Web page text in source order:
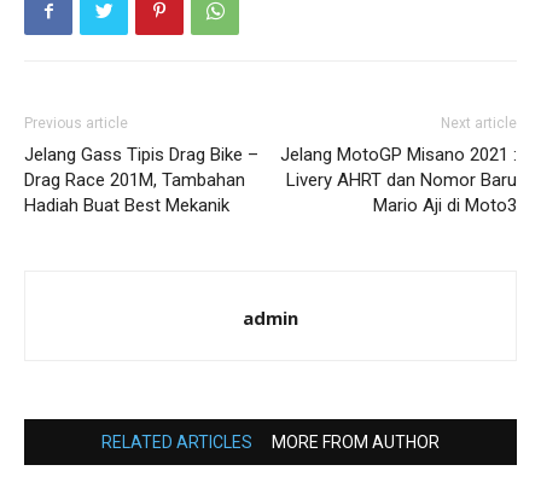
Previous article
Jelang Gass Tipis Drag Bike –
Drag Race 201M, Tambahan
Hadiah Buat Best Mekanik
Next article
Jelang MotoGP Misano 2021 :
Livery AHRT dan Nomor Baru
Mario Aji di Moto3
admin
RELATED ARTICLES MORE FROM AUTHOR